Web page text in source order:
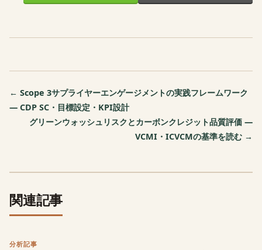
← Scope 3サプライヤーエンゲージメントの実践フレームワーク
— CDP SC・目標設定・KPI設計
グリーンウォッシュリスクとカーボンクレジット品質評価 —
VCMI・ICVCMの基準を読む →
関連記事
分析記事